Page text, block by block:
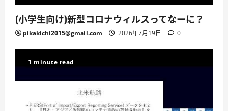
(小学生向け)新型コロナウィルスってなーに？
pikakichi2015@gmail.com 2026年7月19日 0
1 minute read